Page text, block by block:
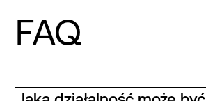
FAQ